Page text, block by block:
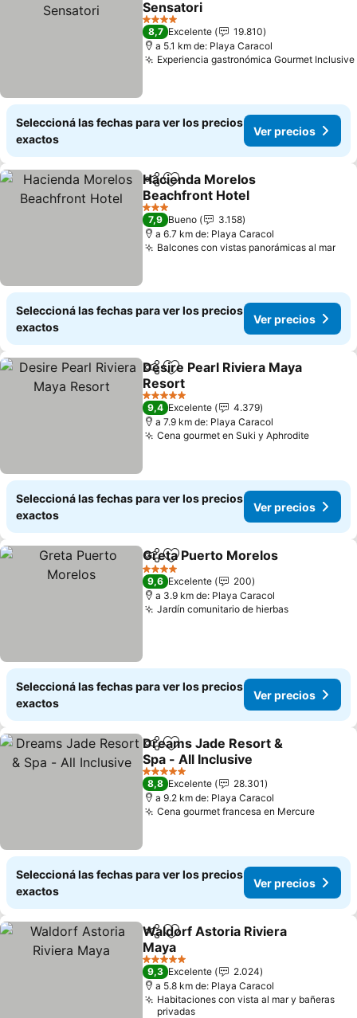
Sensatori
Ver precios
4 Estrellas
8,7 Excelente
19.810
a 5.1 km de: Playa Caracol
Experiencia gastronómica Gourmet Inclusive
Seleccioná las fechas para ver los precios
exactos
Ver precios
CompartirAñadir a favoritos
Hacienda Morelos
Beachfront Hotel
Ver precios
3 Estrellas
7,9 Bueno
3.158
a 6.7 km de: Playa Caracol
Balcones con vistas panorámicas al mar
Seleccioná las fechas para ver los precios
exactos
Ver precios
CompartirAñadir a favoritos
Desire Pearl Riviera Maya
Resort
Ver precios
5 Estrellas
9,4 Excelente
4.379
a 7.9 km de: Playa Caracol
Cena gourmet en Suki y AphroditeVer
Seleccioná las fechas para ver los precios
exactos
Ver precios
CompartirAñadir a favoritos
Greta Puerto Morelos
4 Estrellas
9,6 Excelente
200
a 3.9 km de: Playa Caracol
Jardín comunitario de hierbasVer precios
Seleccioná las fechas para ver los precios
exactos
Ver precios
CompartirAñadir a favoritos
Dreams Jade Resort &
Spa - All Inclusive
Ver precios
5 Estrellas
8,8 Excelente
28.301
a 9.2 km de: Playa Caracol
Cena gourmet francesa en MercureVer
Seleccioná las fechas para ver los precios
exactos
Ver precios
CompartirAñadir a favoritos
Waldorf Astoria Riviera
Maya
Ver precios
5 Estrellas
9,3 Excelente
2.024
a 5.8 km de: Playa Caracol
Habitaciones con vista al mar y bañeras
privadas